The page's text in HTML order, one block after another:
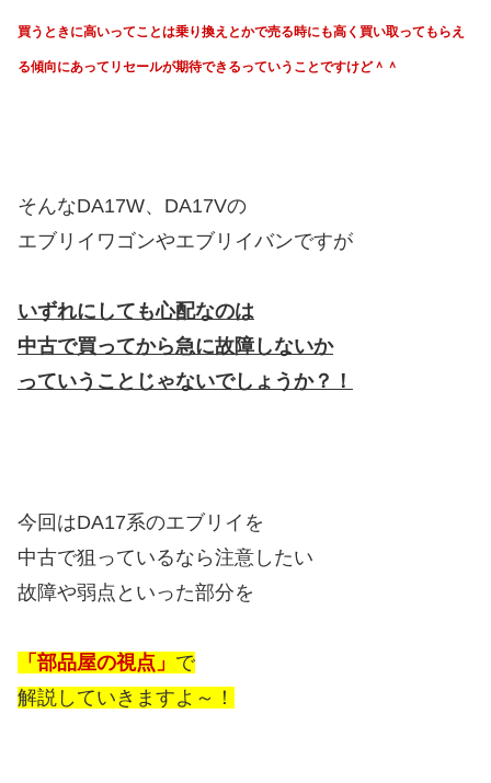
買うときに高いってことは乗り換えとかで売る時にも高く買い取ってもらえ
る傾向にあってリセールが期待できるっていうことですけど＾＾
そんなDA17W、DA17Vの
エブリイワゴンやエブリイバンですが
いずれにしても心配なのは
中古で買ってから急に故障しないか
っていうことじゃないでしょうか？！
今回はDA17系のエブリイを
中古で狙っているなら注意したい
故障や弱点といった部分を
「部品屋の視点」 で
解説していきますよ～！